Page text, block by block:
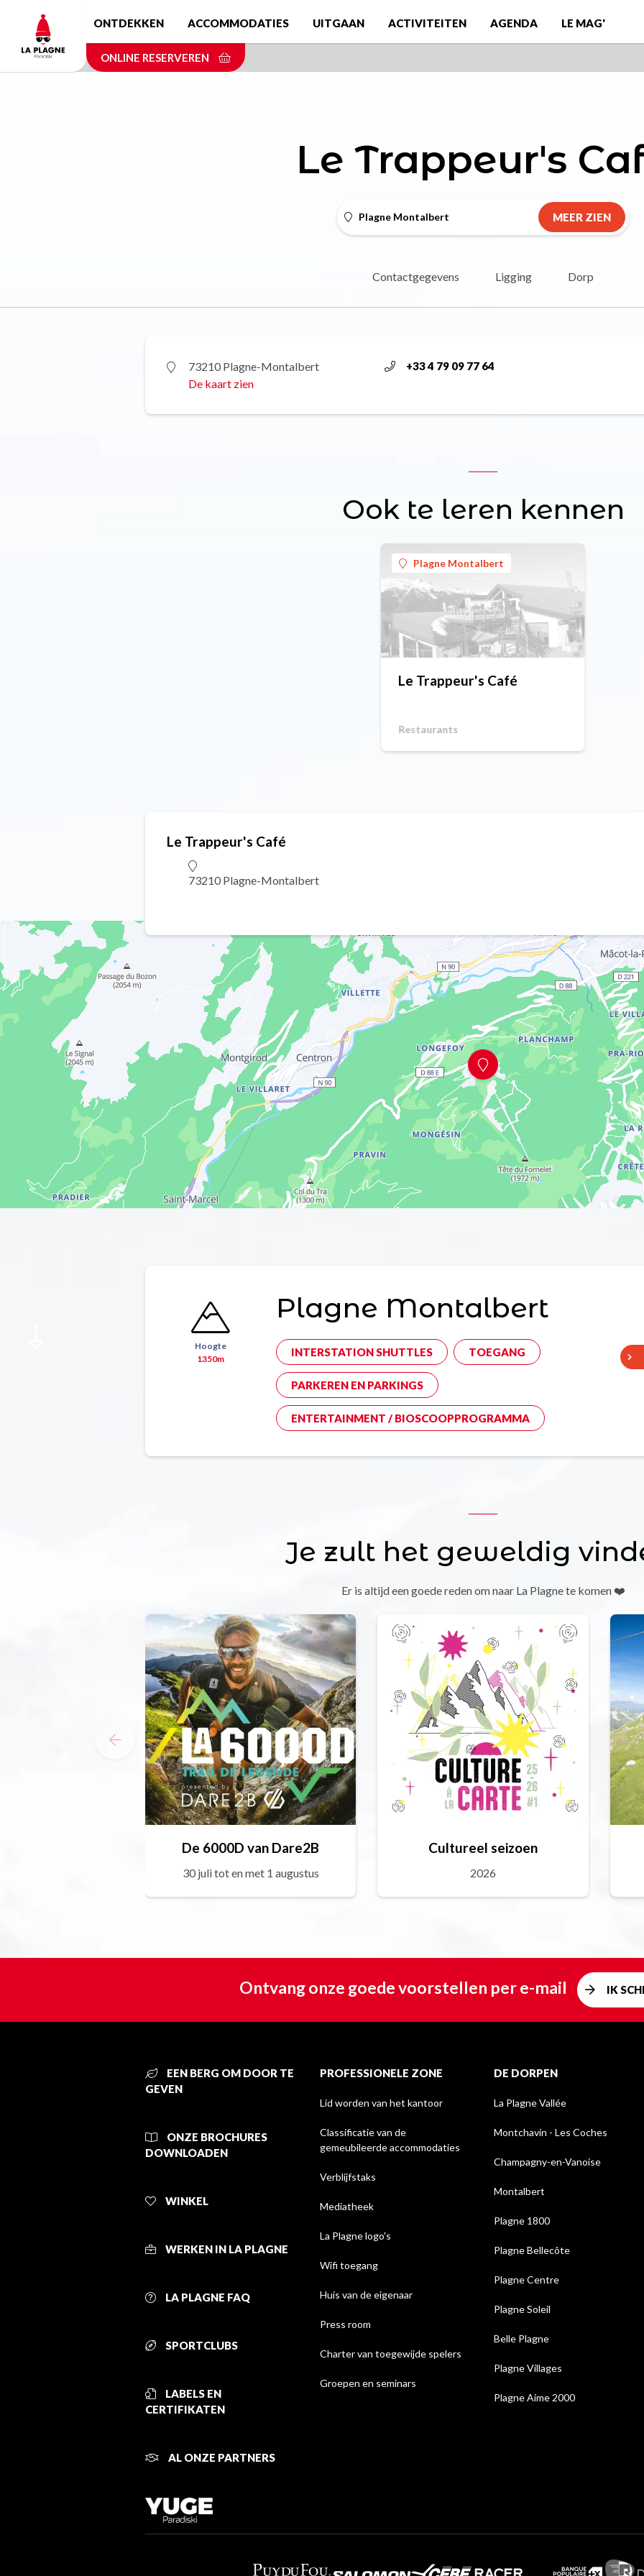
content
ONTDEKKEN ACCOMMODATIES UITGAAN ACTIVITEITEN AGENDA LE MAG'
ONLINE RESERVEREN
Le Trappeur's
Plagne Montalbert MEER ZIEN
Contactgegevens Ligging Dorp
73210 Plagne-Montalbert
De kaart zien
+33 4 79 09 77 64
Ook te leren kennen
Plagne Montalbert
Le Trappeur's Café
Restaurants
Le Trappeur's Café
73210 Plagne-Montalbert
Hoogte
1350m
Plagne Montalbert
INTERSTATION SHUTTLES TOEGANG
PARKEREN EN PARKINGS
ENTERTAINMENT / BIOSCOOPPROGRAMMA
Je zult het geweldig
Er is altijd een goede reden om naar La Plagne te komen ❤️
De 6000D van Dare2B
30 juli tot en met 1 augustus
Cultureel seizoen
2026
Ontvang onze goede voorstellen per e-mail IK
EEN BERG OM DOOR TE
GEVEN
ONZE BROCHURES
DOWNLOADEN
WINKEL
WERKEN IN LA PLAGNE
LA PLAGNE FAQ
SPORTCLUBS
LABELS EN
CERTIFIKATEN
AL ONZE PARTNERS
PROFESSIONELE ZONE
Lid worden van het kantoor
Classificatie van de
gemeubileerde accommodaties
Verblijfstaks
Mediatheek
La Plagne logo's
Wifi toegang
Huis van de eigenaar
Press room
Charter van toegewijde spelers
Groepen en seminars
DE DORPEN
La Plagne Vallée
Montchavin - Les Coches
Champagny-en-Vanoise
Montalbert
Plagne 1800
Plagne Bellecôte
Plagne Centre
Plagne Soleil
Belle Plagne
Plagne Villages
Plagne Aime 2000